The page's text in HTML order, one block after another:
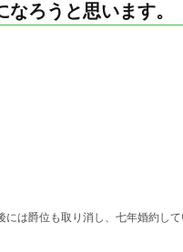
ろうと思います。
は爵位も取り消し、七年婚約し